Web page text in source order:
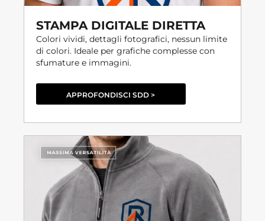
STAMPA DIGITALE DIRETTA
Colori vividi, dettagli fotografici, nessun limite
di colori. Ideale per grafiche complesse con
sfumature e immagini.
APPROFONDISCI SDD >